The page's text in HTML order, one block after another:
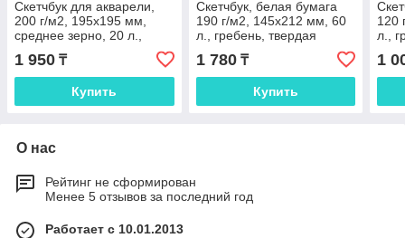
Скетчбук для акварели,
200 г/м2, 195х195 мм,
среднее зерно, 20 л.,
сшивка, резинка,
КРАСНЫЙ, BRAUBERG
ART
1 950 ₸
Купить
Скетчбук, белая бумага
190 г/м2, 145х212 мм, 60
л., гребень, твердая
обложка, BRAUBERG ART
CLASSIC
1 780₸
Купить
120
л.,
1
О нас
Рейтинг не сформирован
Менее 5 отзывов за последний год
Работает с 10.01.2013